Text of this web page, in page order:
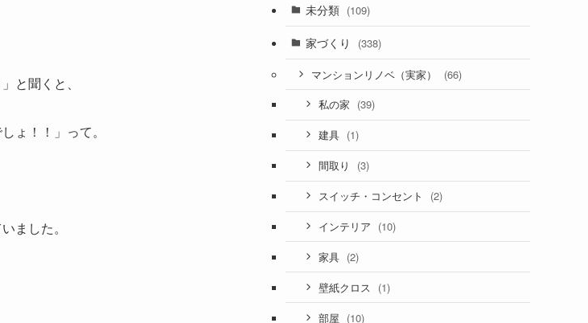
と聞くと、
ょ！！」って。
ました。
未分類 (109)
家づくり (338)
マンションリノベ（実家） (66)
私の家 (39)
建具 (1)
間取り (3)
スイッチ・コンセント (2)
インテリア (10)
家具 (2)
壁紙クロス (1)
部屋 (10)